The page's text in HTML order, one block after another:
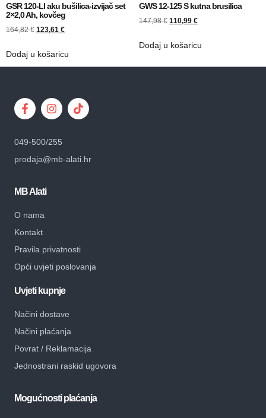
GSR 120-LI aku bušilica-izvijač set
2×2,0 Ah, kovčeg
164,82€ 123,61 €
Dodaj u košaricu
GWS 12-125 S kutna brusilica
147,98€ 110,99 €
Dodaj u košaricu
049-500/255
prodaja@mb-alati.hr
MB Alati
O nama
Kontakt
Pravila privatnosti
Opći uvjeti poslovanja
Uvjeti kupnje
Načini dostave
Načini plaćanja
Povrat / Reklamacija
Jednostrani raskid ugovora
Mogućnosti plaćanja